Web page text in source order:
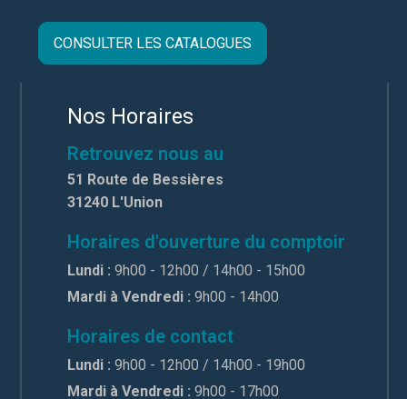
CONSULTER LES CATALOGUES
Nos Horaires
Retrouvez nous au
51 Route de Bessières
31240 L'Union
Horaires d'ouverture du comptoir
Lundi : 9h00 - 12h00 / 14h00 - 15h00
Mardi à Vendredi : 9h00 - 14h00
Horaires de contact
Lundi : 9h00 - 12h00 / 14h00 - 19h00
Mardi à Vendredi : 9h00 - 17h00